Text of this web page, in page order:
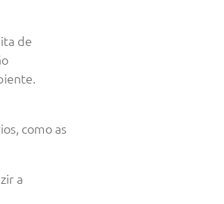
de
como as
a